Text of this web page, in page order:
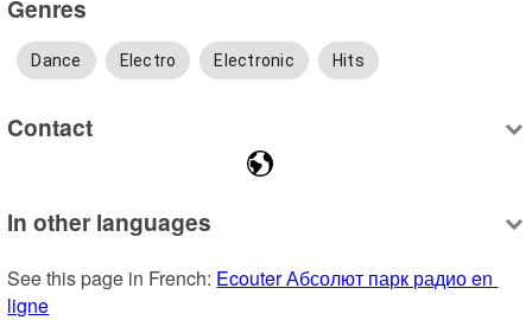
Genres
Dance Electro Electronic Hits
Contact
In other languages
See this page in French: Ecouter Абсолют парк радио en
ligne